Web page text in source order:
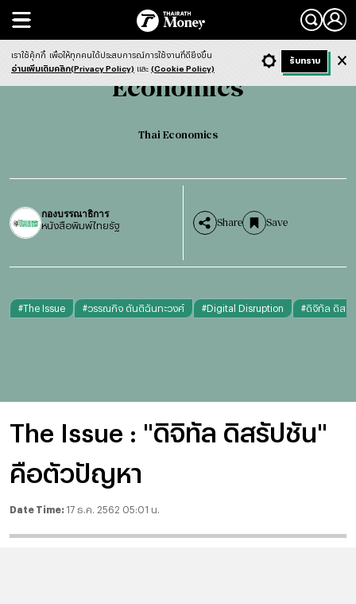
Search
Economics Thai Economics
Economics
Thai Economics
กองบรรณาธิการ
หนังสือพิมพ์ไทยรัฐ Share Save
#The Issue #วรรณกิจ ตันติฉันทะวงศ์ #Digital Disruption #ดิจิทัล ดิสรั
The Issue : "ดิจิทัล ดิสรัปชัน"
คือตัวปัญหา
Date Time: 17 ธ.ค. 2562 05:01 น.
- ก + ก Dark ฟังข่าว
เราใช้คุ้กกี้ เพื่อให้ทุกคนได้ประสบการณ์การใช้งานที่ดียิ่งขึ้น
อ่านเพิ่มเติมคลิก(Privacy Policy) และ (Cookie Policy)
รับทราบ